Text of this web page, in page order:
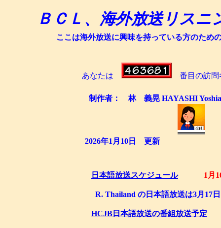
日本語放送スケジュール 1月
R. Thailand の日本語放送は3月17
HCJB日本語放送の番組放送予定
ＢＣＬ、海外放送リス
ここは海外放送に興味を持っている方のため
制作者： 林 義晃
2026年1月10
あなたは 番目の訪問